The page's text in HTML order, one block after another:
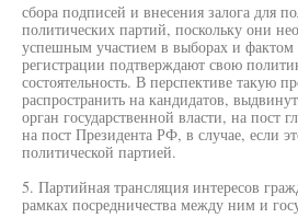
сбора подписей и внесения залога для
политических партий, поскольку они
успешным участием в выборах и фактом
регистрации подтверждают свою
состоятельность. В перспективе такую
распространить на кандидатов,
орган государственной власти, на пост
на пост Президента РФ, в случае, если
политической партией.
5. Партийная трансляция интересов
рамках посредничества между ним и